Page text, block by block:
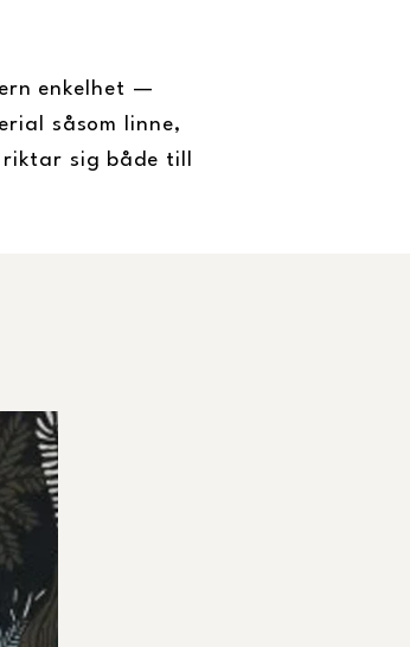
enkelhet —
såsom linne,
sig både till